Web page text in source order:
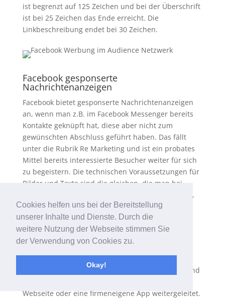
Cookies helfen uns bei der Bereitstellung
unserer Inhalte und Dienste. Durch die
weitere Nutzung der Webseite stimmen Sie
der Verwendung von Cookies zu.
Okay!
ist begrenzt auf 125 Zeichen und bei der Überschrift
ist bei 25 Zeichen das Ende erreicht. Die
Linkbeschreibung endet bei 30 Zeichen.
Facebook gesponserte
Nachrichtenanzeigen
Facebook bietet gesponserte Nachrichtenanzeigen
an, wenn man z.B. im Facebook Messenger bereits
Kontakte geknüpft hat, diese aber nicht zum
gewünschten Abschluss geführt haben. Das fällt
unter die Rubrik Re Marketing und ist ein probates
Mittel bereits interessierte Besucher weiter für sich
zu begeistern. Die technischen Voraussetzungen für
Bilder und Texte sind die gleichen, die man bei
Facebook und Instagram nutzt. Facebook bietet an,
dass man die gleichen Anzeigen verwendet.
Facebook Collection-Anzeigen
Bei Facebook Collection Anzeigen werden Bilder und
Webseite oder eine firmeneigene App weitergeleitet.